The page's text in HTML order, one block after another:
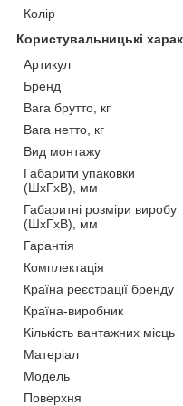
Колір
Користувальницькі
Артикул
Бренд
Вага брутто, кг
Вага нетто, кг
Вид монтажу
Габарити упаковки
(ШхГхВ), мм
Габаритні розміри виробу
(ШхГхВ), мм
Гарантія
Комплектація
Країна реєстрації бренду
Країна-виробник
Кількість вантажних місць
Матеріал
Мoдель
Поверхня